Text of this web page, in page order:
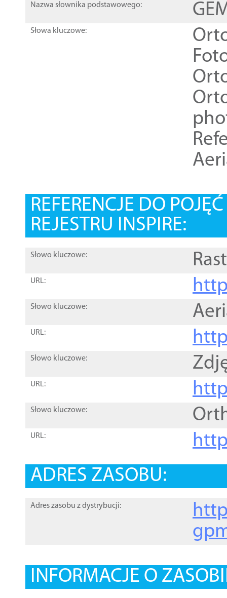
Nazwa słownika podstawowego:
Słowa kluczowe:
REFERENCJE DO
REJESTRU INSPIRE:
Słowo kluczowe:
URL:
Słowo kluczowe:
URL:
Słowo kluczowe:
URL:
Słowo kluczowe:
URL:
ADRES ZASOBU:
Adres zasobu z dystrybucji:
INFORMACJE O